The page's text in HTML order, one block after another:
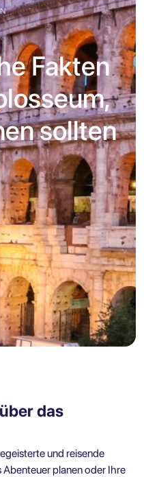
Fakten
sollten
das
und reisende
planen oder Ihre